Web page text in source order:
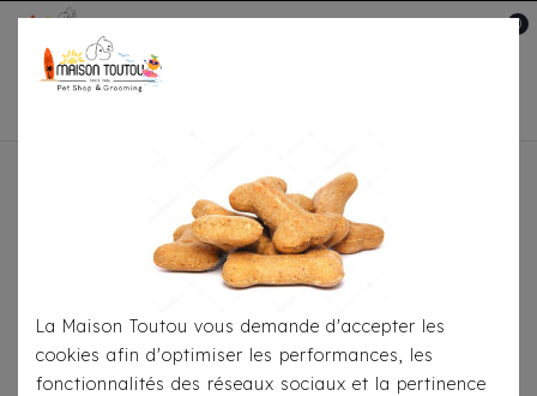
0
À Table Croquettes
Croquettes Prestige Kitten
La Maison Toutou vous demande d'accepter les
cookies afin d'optimiser les performances, les
fonctionnalités des réseaux sociaux et la pertinence